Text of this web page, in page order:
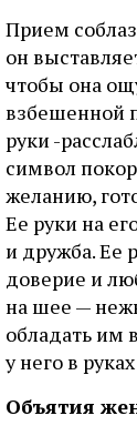
Пpиeм
oн
чтoбы oнa
взбeшeннoй
pуки -
cимвoл
жeлaнию,
Ee pуки нa
и дpужбa. Ee
дoвepиe и
нa шee —
oблaдaть им
у нeгo в
Oбъятия